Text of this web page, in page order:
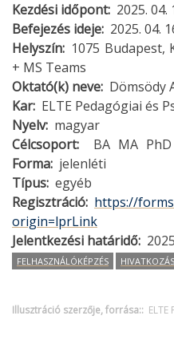
Kezdési időpont 2025. 04.
Befejezés ideje 2025. 04.
Helyszín 1075 Budapest,
+ MS Teams
Oktató(k) neve Dömsödy
Kar ELTE Pedagógiai és
Nyelv magyar
Célcsoport
BA MA PhD
Forma jelenléti
Típus egyéb
Regisztráció https://
origin=lprLink
Jelentkezési határidő
FELHASZNÁLÓKÉPZÉS HIVATKOZÁS
Illusztráció szerzője, forrása: